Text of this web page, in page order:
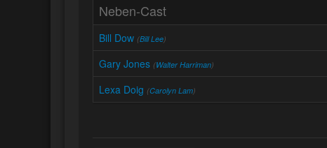
Neben-Cast
Bill Dow (Bill Lee)
Gary Jones (Walter Harriman)
Lexa Doig (Carolyn Lam)